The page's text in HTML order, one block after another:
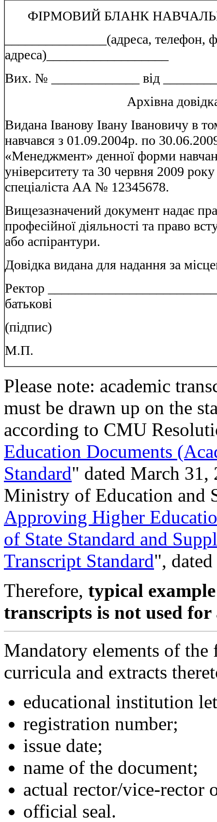
ФІРМОВИЙ БЛАНК
_______________(адреса, телефон,
адреса)__________________
Вих. № _____________ від
Архівна
Видана Іванову Івану Івановичу в
навчався з 01.09.2004р. по
«Менеджмент» денної форми
університету та 30 червня 2009
спеціаліста АА № 12345678.
Вищезазначений документ надає
професійної діяльності та право
або аспірантури.
Довідка видана для надання за
Ректор
батькові
(підпис)
М.П.
Please note: academic
must be drawn up on the
according to CMU
Education Documents
Standard" dated March 31,
Ministry of Education and
Approving Higher
of State Standard and
Transcript Standard",
Therefore, typical
transcripts is not used for
Mandatory elements of
curricula and extracts
educational institution
registration number;
issue date;
name of the document;
actual rector/vice-rector
official seal.